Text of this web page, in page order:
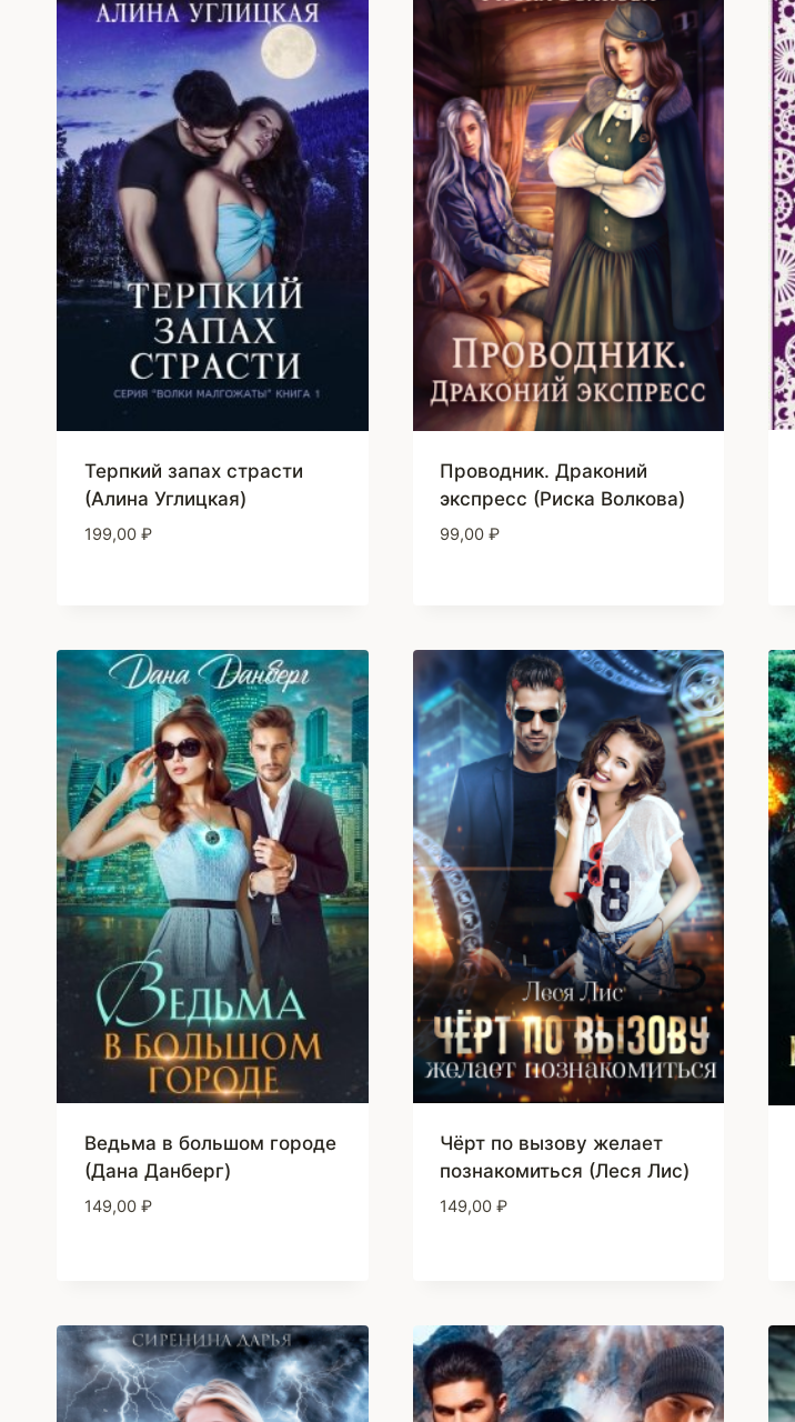
Терпкий запах страсти
(Алина Углицкая)
199,00 ₽
Проводник. Драконий
экспресс (Риска Волкова)
99,00 ₽
Ведьма в большом городе
(Дана Данберг)
149,00 ₽
Чёрт по вызову желает
познакомиться (Леся Лис)
149,00 ₽